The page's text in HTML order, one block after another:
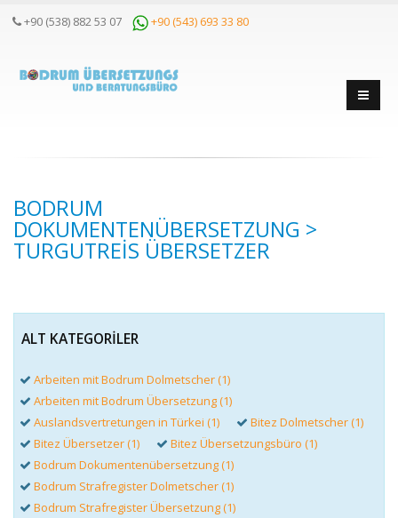
+90 (538) 882 53 07 +90 (543) 693 33 80
BODRUM
DOKUMENTENÜBERSETZUNG >
TURGUTREIS ÜBERSETZER
ALT KATEGORILER
Arbeiten mit Bodrum Dolmetscher (1)
Arbeiten mit Bodrum Übersetzung (1)
Auslandsvertretungen in Türkei (1)
Bitez Dolmetscher (1)
Bitez Übersetzer (1)
Bitez Übersetzungsbüro (1)
Bodrum Dokumentenübersetzung (1)
Bodrum Strafregister Dolmetscher (1)
Bodrum Strafregister Übersetzung (1)